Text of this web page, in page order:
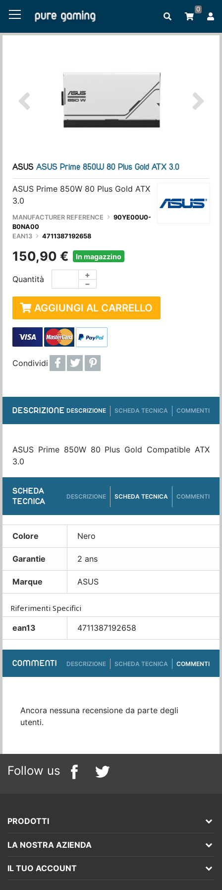
0
ASUS ASUS Prime 850W 80 Plus Gold ATX 3.0
ASUS Prime 850W 80 Plus Gold ATX
3.0
MANUFACTURER REFERENCE
90YE00U0-
B0NA00
EAN13
4711387192658
150,90 € In magazzino
Quantità −
+
AGGIUNGI AL CARRELLO
Condividi
DESCRIZIONE DESCRIZIONE SCHEDA TECNICA COMMENTI
ASUS Prime 850W 80 Plus Gold Compatible ATX
3.0
SCHEDA
TECNICA
DESCRIZIONE SCHEDA TECNICA COMMENTI
Colore Nero
Garantie 2 ans
Marque ASUS
Riferimenti Specifici
ean13
4711387192658
COMMENTI DESCRIZIONE SCHEDA TECNICA COMMENTI
Ancora nessuna recensione da parte degli
utenti.
Follow us
PRODOTTI
LA NOSTRA AZIENDA
IL TUO ACCOUNT